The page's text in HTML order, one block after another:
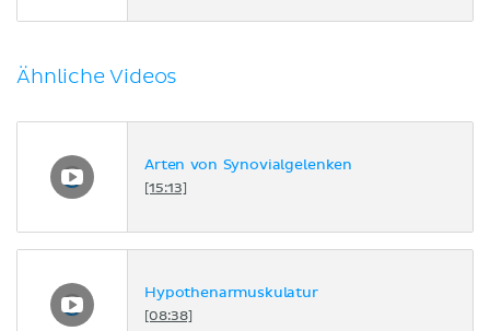
Ähnliche Videos
Arten von Synovialgelenken
[15:13]
Hypothenarmuskulatur
[08:38]